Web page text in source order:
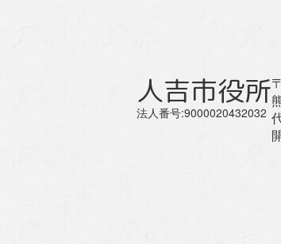
人吉市役所
法人番号:9000020432032